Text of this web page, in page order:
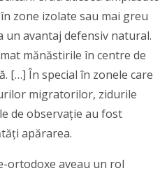
zone izolate sau mai greu
un avantaj defensiv natural.
mănăstirile în centre de
[…] În special în zonele care
migratorilor, zidurile
de observație au fost
apărarea.
ortodoxe aveau un rol